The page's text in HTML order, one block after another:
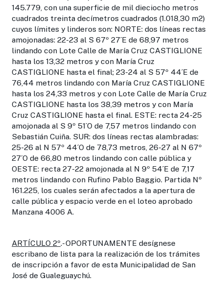
145.779, con una superficie de mil dieciocho metros
cuadrados treinta decímetros cuadrados (1.018,30 m2)
cuyos límites y linderos son: NORTE: dos líneas rectas
amojonadas: 22-23 al S 67º 27´E de 68,97 metros
lindando con Lote Calle de María Cruz CASTIGLIONE
hasta los 13,32 metros y con María Cruz
CASTIGLIONE hasta el final; 23-24 al S 57º 44´E de
76,44 metros lindando con María Cruz CASTIGLIONE
hasta los 24,33 metros y con Lote Calle de María Cruz
CASTIGLIONE hasta los 38,39 metros y con María
Cruz CASTIGLIONE hasta el final. ESTE: recta 24-25
amojonada al S 9º 51´O de 7,57 metros lindando con
Sebastián Cuiña. SUR: dos líneas rectas alambradas:
25-26 al N 57º 44´O de 78,73 metros, 26-27 al N 67º
27´O de 66,80 metros lindando con calle pública y
OESTE: recta 27-22 amojonada al N 9º 54´E de 7,17
metros lindando con Rufino Pablo Baggio. Partida Nº
161.225, los cuales serán afectados a la apertura de
calle pública y espacio verde en el loteo aprobado
Manzana 4006 A.
ARTÍCULO 2º.- OPORTUNAMENTE desígnese
escribano de lista para la realización de los trámites
de inscripción a favor de esta Municipalidad de San
José de Gualeguaychú.